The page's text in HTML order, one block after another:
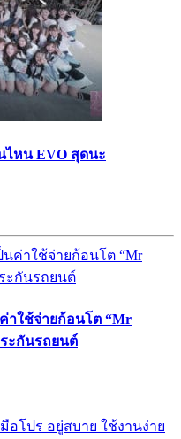
ไหน EVO สุดนะ
าใช้จ่ายก้อนโต “Mr
ะกันรถยนต์